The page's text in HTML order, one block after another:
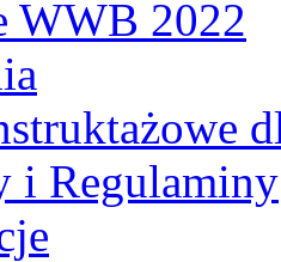
WWB 2022
i Regulaminy